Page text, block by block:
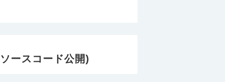
ースコード公開)